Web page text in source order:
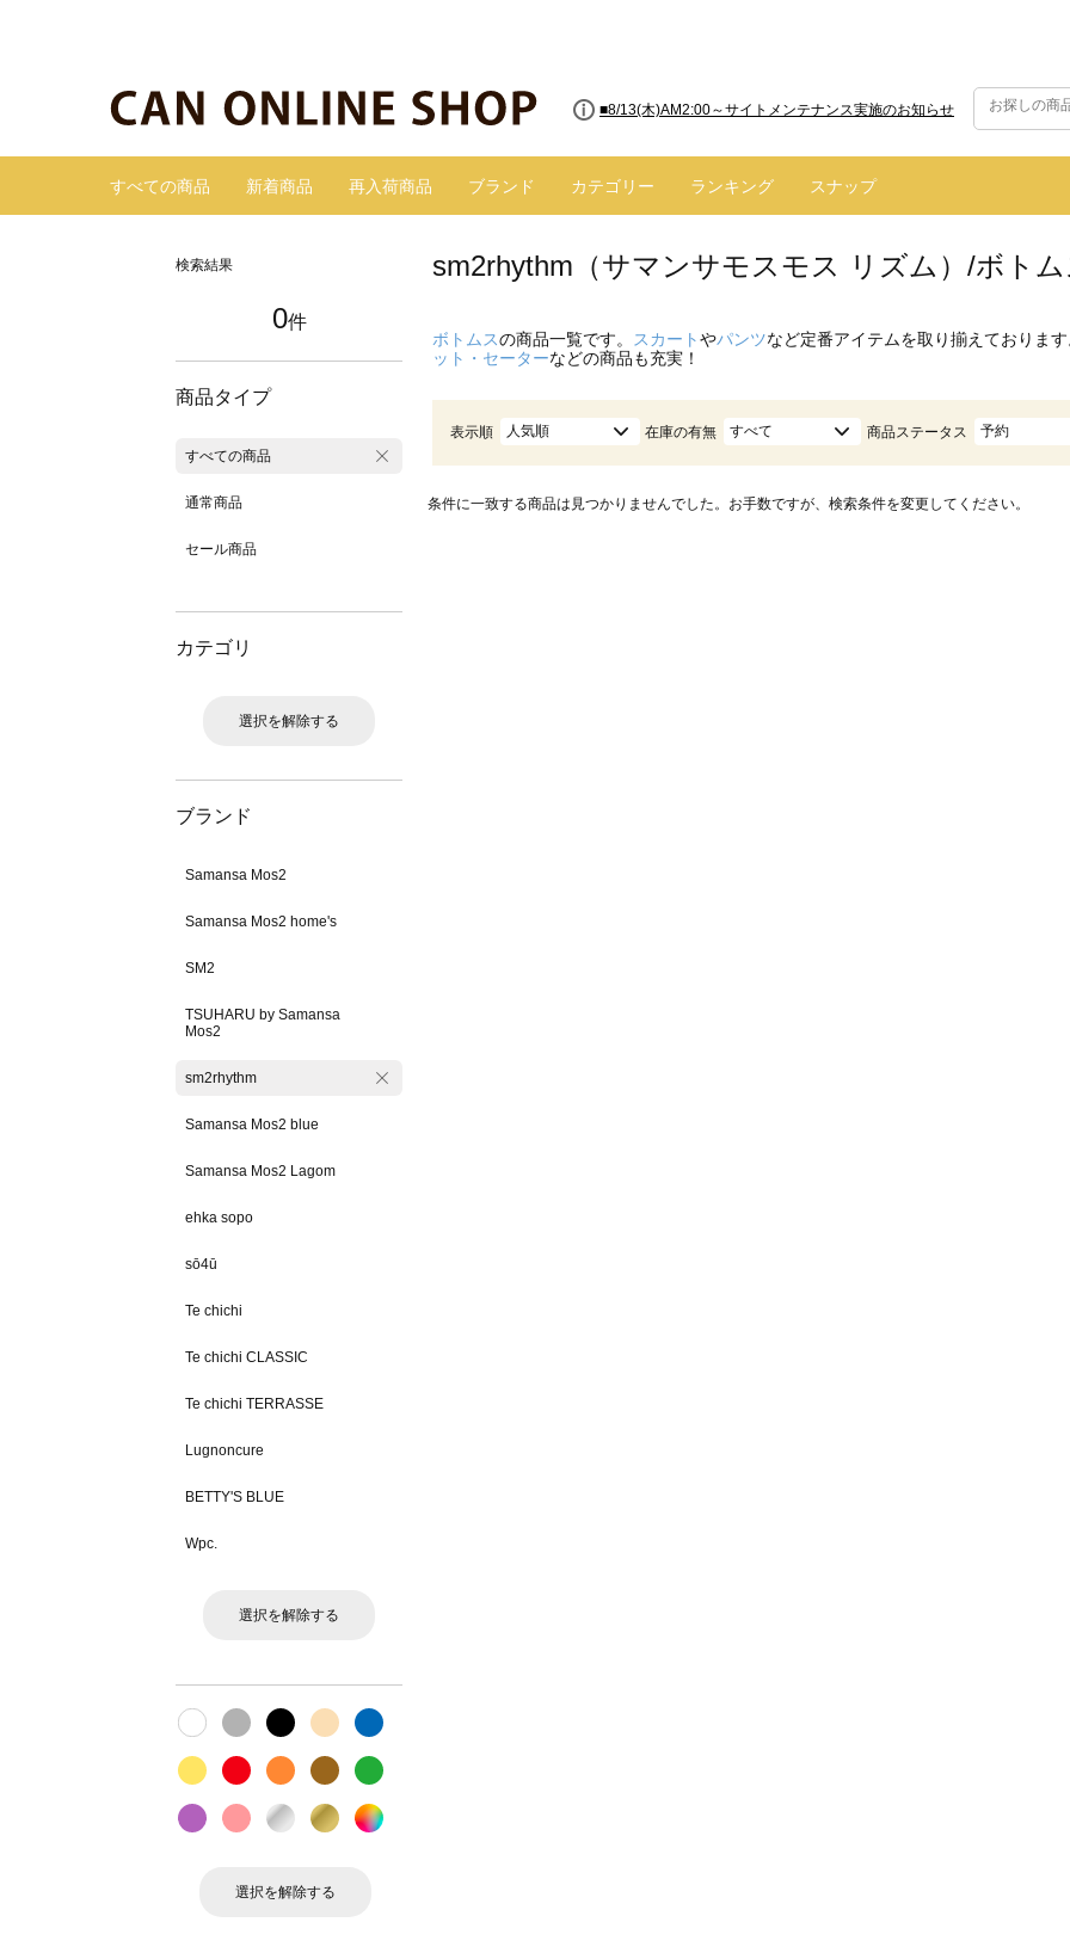
■8/13(木)AM2:00～サイトメンテナンス実施のお知らせ
すべての商品 新着商品 再入荷商品 ブランド カテゴリー ランキング スナップ
検索結果
0件
商品タイプ
すべての商品
通常商品
セール商品
カテゴリ
選択を解除する
ブランド
Samansa Mos2
Samansa Mos2 home's
SM2
TSUHARU by Samansa
Mos2
sm2rhythm
Samansa Mos2 blue
Samansa Mos2 Lagom
ehka sopo
sō4ū
Te chichi
Te chichi CLASSIC
Te chichi TERRASSE
Lugnoncure
BETTY'S BLUE
Wpc.
選択を解除する
選択を解除する
sm2rhythm（サマンサモスモス リズム）/ボトム
ボトムスの商品一覧です。 スカートやパンツなど定番アイテムを取り揃えておりま
ット・セーターなどの商品も充実！
表示順 人気順 在庫の有無 すべて 商品ステータス 予約
条件に一致する商品は見つかりませんでした。お手数ですが、検索条件を変更してください。